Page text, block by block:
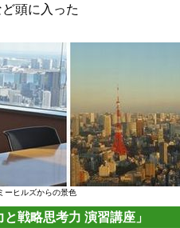
頭に入った
ーヒルズからの景色
戦略思考力 演習講座」